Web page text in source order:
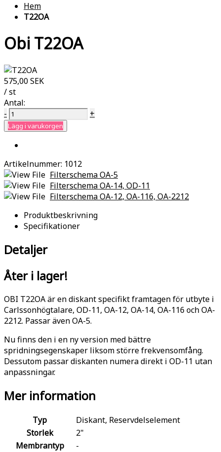
Hem
T22OA
Obi T22OA
575,00 SEK
/ st
Antal:
-
+
Lägg i varukorgen
Artikelnummer: 1012
Filterschema OA-5
Filterschema OA-14, OD-11
Filterschema OA-12, OA-116, OA-2212
Produktbeskrivning
Specifikationer
Detaljer
Åter i lager!
OBI T22OA är en diskant specifikt framtagen för utbyte i
Carlssonhögtalare, OD-11, OA-12, OA-14, OA-116 och OA-
2212. Passar även OA-5.
Nu finns den i en ny version med bättre
spridningsegenskaper liksom större frekvensomfång.
Dessutom passar diskanten numera direkt i OD-11 utan
anpassningar.
Mer information
Typ
Diskant, Reservdelselement
Storlek
2"
Membrantyp
-